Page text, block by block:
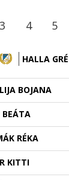
3 4 5
HALLA
BOJANA
BEÁTA
RÉKA
KITTI